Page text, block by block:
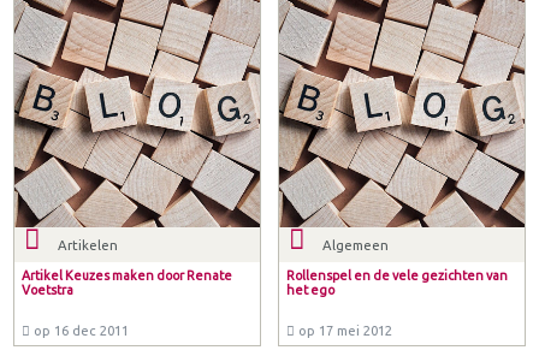
Artikelen
Artikel Keuzes maken door Renate
Voetstra
op 16 dec 2011
Algemeen
Rollenspel en de vele gezichten van
het ego
op 17 mei 2012